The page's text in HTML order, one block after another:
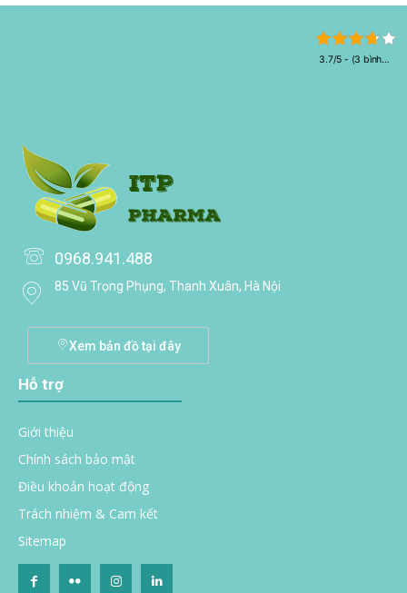
3.7/5 - (3 bình
0968.941.488
85 Vũ Trọng Phụng, Thanh Xuân, Hà Nội
Xem bản đồ tại đây
Hỗ trợ
Giới thiệu
Chính sách bảo mật
Điều khoản hoạt động
Trách nhiệm & Cam kết
Sitemap